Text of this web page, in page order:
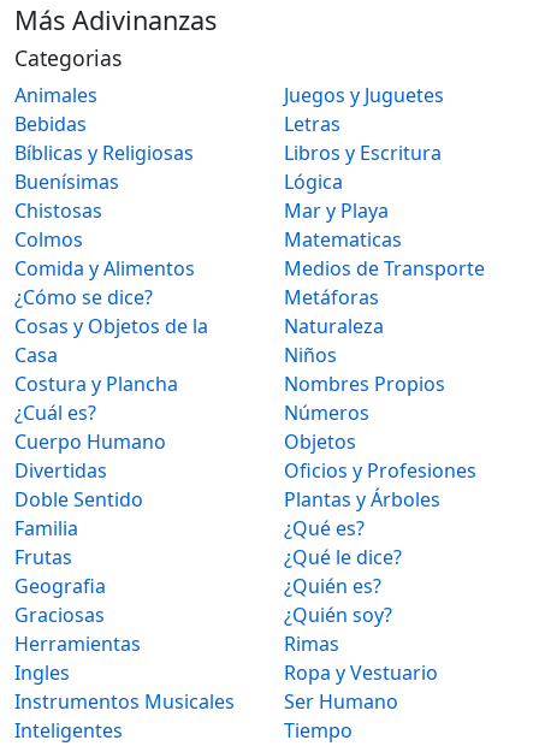
Más Adivinanzas
Categorias
Animales
Bebidas
Bíblicas y Religiosas
Buenísimas
Chistosas
Colmos
Comida y Alimentos
¿Cómo se dice?
Cosas y Objetos de la
Casa
Costura y Plancha
¿Cuál es?
Cuerpo Humano
Divertidas
Doble Sentido
Familia
Frutas
Geografia
Graciosas
Herramientas
Ingles
Instrumentos Musicales
Inteligentes
Juegos y Juguetes
Letras
Libros y Escritura
Lógica
Mar y Playa
Matematicas
Medios de Transporte
Metáforas
Naturaleza
Niños
Nombres Propios
Números
Objetos
Oficios y Profesiones
Plantas y Árboles
¿Qué es?
¿Qué le dice?
¿Quién es?
¿Quién soy?
Rimas
Ropa y Vestuario
Ser Humano
Tiempo